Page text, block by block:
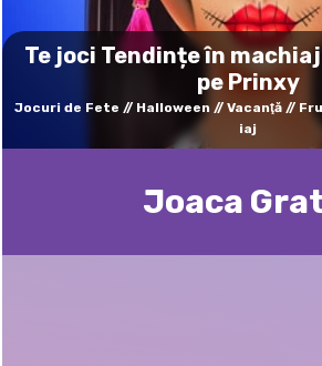
Te joci Tendințe în
pe Prinxy
Jocuri de Fete Halloween Vacanţă
iaj
Joaca